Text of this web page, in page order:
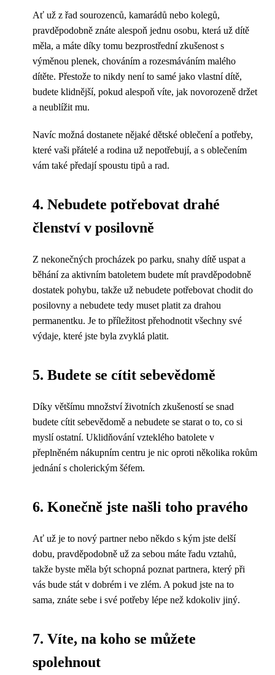
Ať už z řad sourozenců, kamarádů nebo kolegů,
pravděpodobně znáte alespoň jednu osobu, která už dítě
měla, a máte díky tomu bezprostřední zkušenost s
výměnou plenek, chováním a rozesmáváním malého
dítěte. Přestože to nikdy není to samé jako vlastní dítě,
budete klidnější, pokud alespoň víte, jak novorozeně držet
a neublížit mu.
Navíc možná dostanete nějaké dětské oblečení a potřeby,
které vaši přátelé a rodina už nepotřebují, a s oblečením
vám také předají spoustu tipů a rad.
4. Nebudete potřebovat drahé
členství v posilovně
Z nekonečných procházek po parku, snahy dítě uspat a
běhání za aktivním batoletem budete mít pravděpodobně
dostatek pohybu, takže už nebudete potřebovat chodit do
posilovny a nebudete tedy muset platit za drahou
permanentku. Je to příležitost přehodnotit všechny své
výdaje, které jste byla zvyklá platit.
5. Budete se cítit sebevědomě
Díky většímu množství životních zkušeností se snad
budete cítit sebevědomě a nebudete se starat o to, co si
myslí ostatní. Uklidňování vzteklého batolete v
přeplněném nákupním centru je nic oproti několika rokům
jednání s cholerickým šéfem.
6. Konečně jste našli toho pravého
Ať už je to nový partner nebo někdo s kým jste delší
dobu, pravděpodobně už za sebou máte řadu vztahů,
takže byste měla být schopná poznat partnera, který při
vás bude stát v dobrém i ve zlém. A pokud jste na to
sama, znáte sebe i své potřeby lépe než kdokoliv jiný.
7. Víte, na koho se můžete
spolehnout